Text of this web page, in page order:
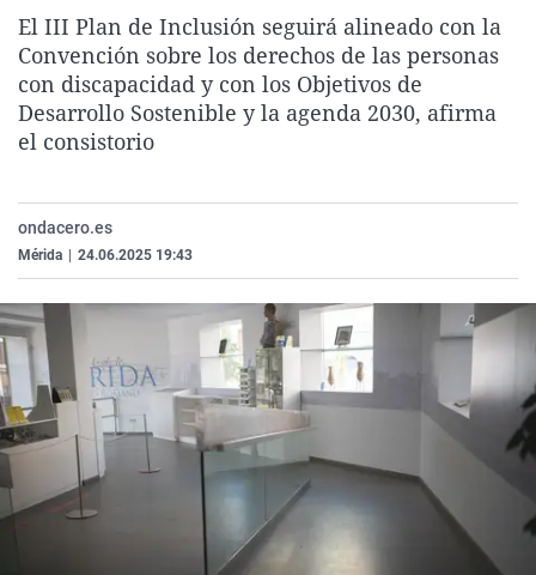
La rosa de los vientos
Gente viajera
Como el perro y el
Caso
Retornados
Equipo de
Extremadura
Galicia
La Rioja
Virales
Televisión
Elecciones
El III Plan de Inclusión seguirá alineado con la
Convención sobre los derechos de las personas
con discapacidad y con los Objetivos de
Desarrollo Sostenible y la agenda 2030, afirma
el consistorio
ondacero.es
Mérida 24.06.2025 19:43